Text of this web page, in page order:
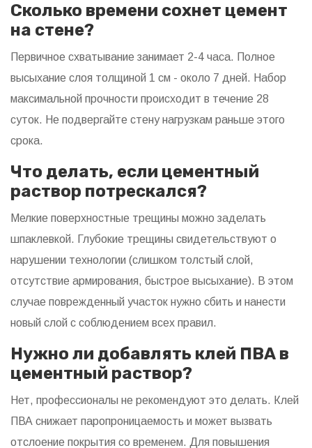
Сколько времени сохнет цемент
на стене?
Первичное схватывание занимает 2-4 часа. Полное
высыхание слоя толщиной 1 см - около 7 дней. Набор
максимальной прочности происходит в течение 28
суток. Не подвергайте стену нагрузкам раньше этого
срока.
Что делать, если цементный
раствор потрескался?
Мелкие поверхностные трещины можно заделать
шпаклевкой. Глубокие трещины свидетельствуют о
нарушении технологии (слишком толстый слой,
отсутствие армирования, быстрое высыхание). В этом
случае поврежденный участок нужно сбить и нанести
новый слой с соблюдением всех правил.
Нужно ли добавлять клей ПВА в
цементный раствор?
Нет, профессионалы не рекомендуют это делать. Клей
ПВА снижает паропроницаемость и может вызвать
отслоение покрытия со временем. Для повышения